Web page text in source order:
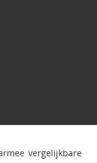
vergelijkbare